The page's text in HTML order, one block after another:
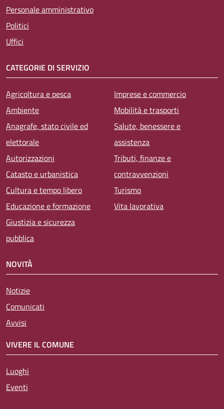
Personale amministrativo
Politici
Uffici
CATEGORIE DI SERVIZIO
Agricoltura e pesca
Ambiente
Anagrafe, stato civile ed
elettorale
Autorizzazioni
Catasto e urbanistica
Cultura e tempo libero
Educazione e formazione
Giustizia e sicurezza
pubblica
Imprese e commercio
Mobilità e trasporti
Salute, benessere e
assistenza
Tributi, finanze e
contravvenzioni
Turismo
Vita lavorativa
NOVITÀ
Notizie
Comunicati
Avvisi
VIVERE IL COMUNE
Luoghi
Eventi